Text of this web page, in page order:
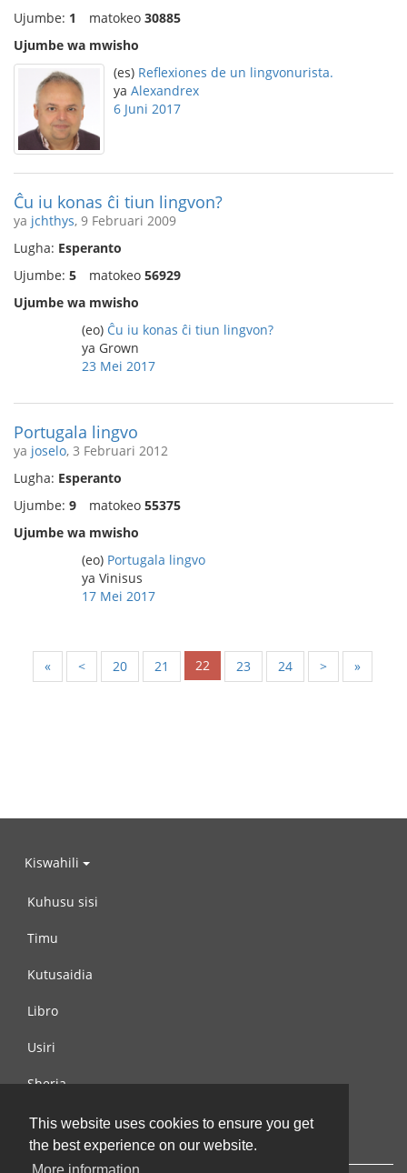
This website uses cookies to ensure you get
the best experience on our website.
Ujumbe: 1 matokeo 30885
Ujumbe wa mwisho
(es) Reflexiones de un lingvonurista.
ya Alexandrex
6 Juni 2017
Ĉu iu konas ĉi tiun lingvon?
ya jchthys, 9 Februari 2009
Lugha: Esperanto
Ujumbe: 5 matokeo 56929
Ujumbe wa mwisho
(eo) Ĉu iu konas ĉi tiun lingvon?
ya Grown
23 Mei 2017
Portugala lingvo
ya joselo, 3 Februari 2012
Lugha: Esperanto
Ujumbe: 9 matokeo 55375
Ujumbe wa mwisho
(eo) Portugala lingvo
ya Vinisus
17 Mei 2017
« < 20 21 22 23 24 > »
Kiswahili
Kuhusu sisi
Timu
Kutusaidia
Libro
Usiri
Sheria
Wasiliana na si